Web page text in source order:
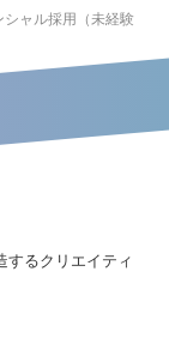
シャル採用（未経験
するクリエイティ